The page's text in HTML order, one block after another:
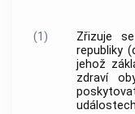
(1)
Zřizuje
republiky
jehož
zdraví